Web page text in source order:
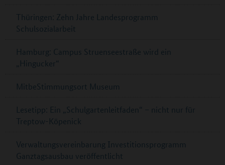
Thüringen: Zehn Jahre Landesprogramm
Schulsozialarbeit
Hamburg: Campus Struenseestraße wird ein
„Hingucker“
MitbeStimmungsort Museum
Lesetipp: Ein „Schulgartenleitfaden“ – nicht nur für
Treptow-Köpenick
Verwaltungsvereinbarung Investitionsprogramm
Ganztagsausbau veröffentlicht